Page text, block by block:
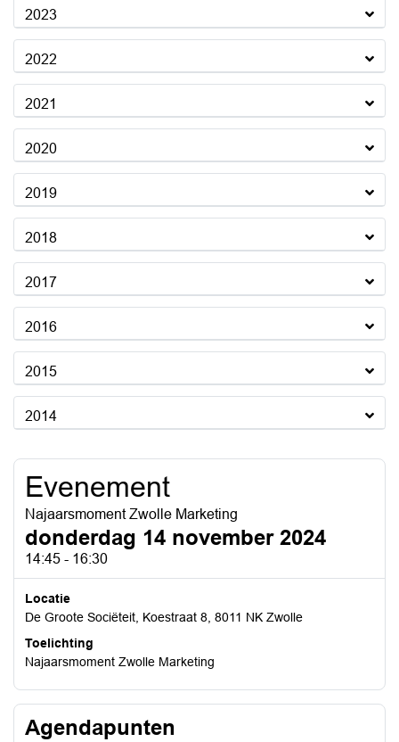
2023
2022
2021
2020
2019
2018
2017
2016
2015
2014
Evenement
Najaarsmoment Zwolle Marketing
donderdag 14 november 2024
14:45 - 16:30
Locatie
De Groote Sociëteit, Koestraat 8, 8011 NK Zwolle
Toelichting
Najaarsmoment Zwolle Marketing
Agendapunten